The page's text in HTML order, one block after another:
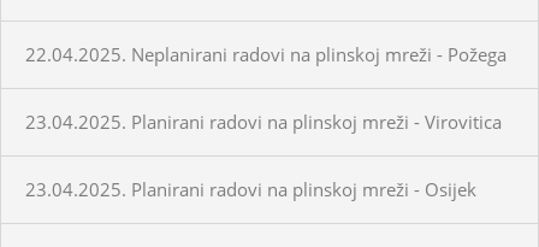
22.04.2025. Neplanirani radovi na plinskoj mreži - Požega
23.04.2025. Planirani radovi na plinskoj mreži - Virovitica
23.04.2025. Planirani radovi na plinskoj mreži - Osijek